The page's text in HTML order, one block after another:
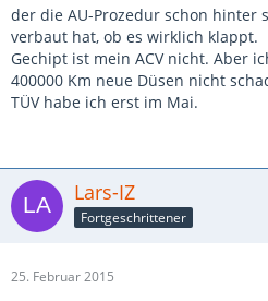
der die AU-Prozedur schon hinter
verbaut hat, ob es wirklich klappt.
Gechipt ist mein ACV nicht. Aber
400000 Km neue Düsen nicht
TÜV habe ich erst im Mai.
Lars-IZ
Fortgeschrittener
25. Februar 2015